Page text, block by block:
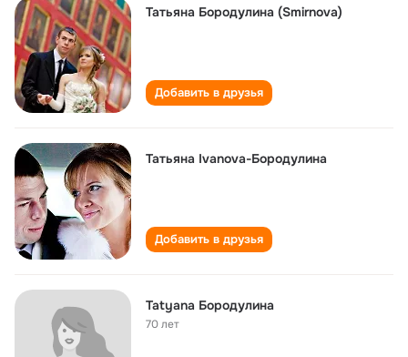
Татьяна Бородулина (Smirnova)
Добавить в друзья
Татьяна Ivanova-Бородулина
Добавить в друзья
Tatyana Бородулина
70 лет